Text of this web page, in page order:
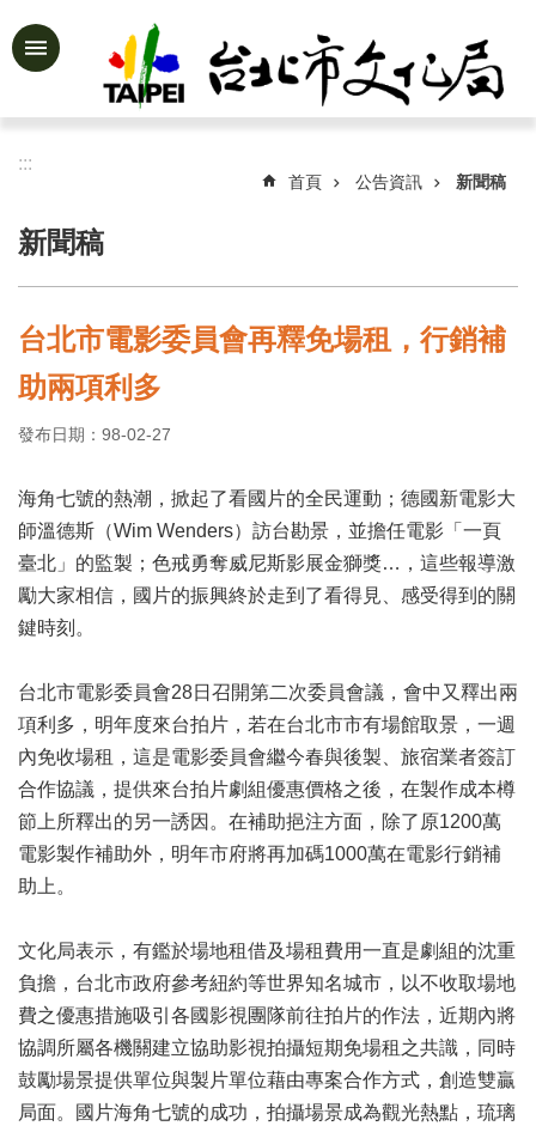
跳到主要內容區塊
進
告
訊
認
文
局
業
務
項
目
北
藝
文
空
間
歷
文
節
慶
廉
政
專
:::
首頁 公告資訊 新聞稿
新聞稿
台北市電影委員會再釋免場租，行銷補
助兩項利多
發布日期：98-02-27
海角七號的熱潮，掀起了看國片的全民運動；德國新電影大
師溫德斯（Wim Wenders）訪台勘景，並擔任電影「一頁
臺北」的監製；色戒勇奪威尼斯影展金獅獎…，這些報導激
勵大家相信，國片的振興終於走到了看得見、感受得到的關
鍵時刻。
台北市電影委員會28日召開第二次委員會議，會中又釋出兩
項利多，明年度來台拍片，若在台北市市有場館取景，一週
內免收場租，這是電影委員會繼今春與後製、旅宿業者簽訂
合作協議，提供來台拍片劇組優惠價格之後，在製作成本樽
節上所釋出的另一誘因。在補助挹注方面，除了原1200萬
電影製作補助外，明年市府將再加碼1000萬在電影行銷補
助上。
文化局表示，有鑑於場地租借及場租費用一直是劇組的沈重
負擔，台北市政府參考紐約等世界知名城市，以不收取場地
費之優惠措施吸引各國影視團隊前往拍片的作法，近期內將
協調所屬各機關建立協助影視拍攝短期免場租之共識，同時
鼓勵場景提供單位與製片單位藉由專案合作方式，創造雙贏
局面。國片海角七號的成功，拍攝場景成為觀光熱點，琉璃